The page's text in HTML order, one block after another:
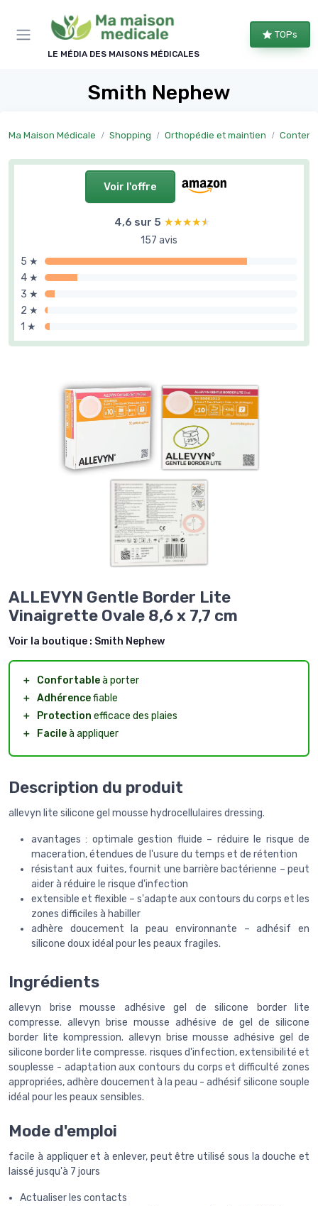
LE MÉDIA DES MAISONS MÉDICALES
TOPs
Smith Nephew
Ma Maison Médicale Shopping Orthopédie et maintien
Voir l'offre
4,6 sur 5 ★★★★★
★★★★★
157 avis
5 ★
4 ★
3 ★
2 ★
1 ★
ALLEVYN Gentle Border Lite
Vinaigrette Ovale 8,6 x 7,7 cm
Voir la boutique : Smith Nephew
＋ Confortableà porter
＋ Adhérencefiable
＋
Protection efficace des plaies
＋
Facileà appliquer
Description du produit
allevyn lite silicone gel mousse hydrocellulaires dressing.
avantages : optimale gestion fluide – réduire le risque de
maceration, étendues de l'usure du temps et de rétention
résistant aux fuites, fournit une barrière bactérienne – peut
aider à réduire le risque d'infection
extensible et flexible – s'adapte aux contours du corps et les
zones difficiles à habiller
adhère doucement la peau environnante – adhésif en
silicone doux idéal pour les peaux fragiles.
Ingrédients
allevyn brise mousse adhésive gel de silicone border lite
compresse. allevyn brise mousse adhésive de gel de silicone
border lite kompression. allevyn brise mousse adhésive gel de
silicone border lite compresse. risques d'infection, extensibilité et
souplesse - adaptation aux contours du corps et difficulté zones
appropriées, adhère doucement à la peau - adhésif silicone souple
idéal pour les peaux sensibles.
Mode d'emploi
facile à appliquer et à enlever, peut être utilisé sous la douche et
laissé jusqu'à 7 jours
Actualiser les contacts